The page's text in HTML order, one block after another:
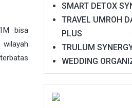
bisa
SMART DETOX
TRAVEL UMROH
PLUS
TRULUM
WEDDING